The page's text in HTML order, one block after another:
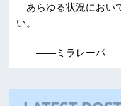
あらゆる状況におい
い。
――ミラレーパ